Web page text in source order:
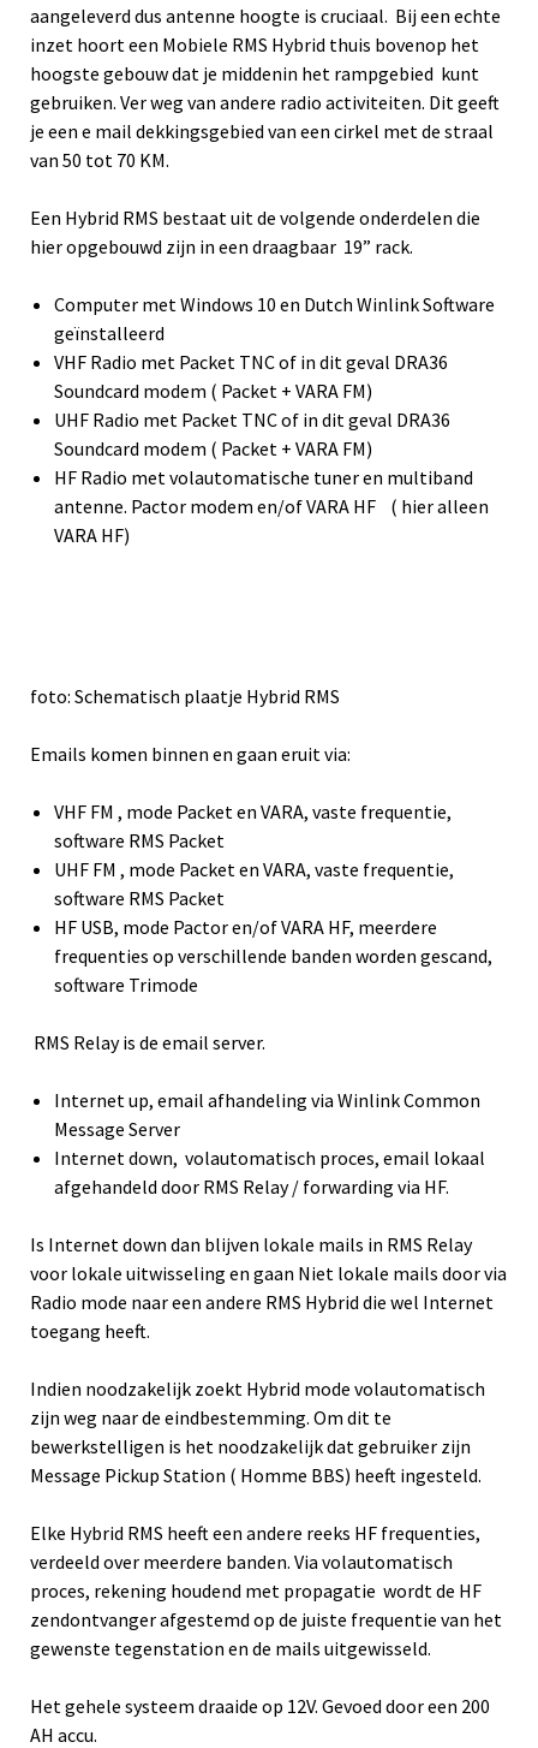
aangeleverd dus antenne hoogte is cruciaal. Bij een echte
inzet hoort een Mobiele RMS Hybrid thuis bovenop het
hoogste gebouw dat je middenin het rampgebied kunt
gebruiken. Ver weg van andere radio activiteiten. Dit geeft
je een e mail dekkingsgebied van een cirkel met de straal
van 50 tot 70 KM.
Een Hybrid RMS bestaat uit de volgende onderdelen die
hier opgebouwd zijn in een draagbaar 19” rack.
Computer met Windows 10 en Dutch Winlink Software
geïnstalleerd
VHF Radio met Packet TNC of in dit geval DRA36
Soundcard modem ( Packet + VARA FM)
UHF Radio met Packet TNC of in dit geval DRA36
Soundcard modem ( Packet + VARA FM)
HF Radio met volautomatische tuner en multiband
antenne. Pactor modem en/of VARA HF ( hier alleen
VARA HF)
foto: Schematisch plaatje Hybrid RMS
Emails komen binnen en gaan eruit via:
VHF FM , mode Packet en VARA, vaste frequentie,
software RMS Packet
UHF FM , mode Packet en VARA, vaste frequentie,
software RMS Packet
HF USB, mode Pactor en/of VARA HF, meerdere
frequenties op verschillende banden worden gescand,
software Trimode
RMS Relay is de email server.
Internet up, email afhandeling via Winlink Common
Message Server
Internet down, volautomatisch proces, email lokaal
afgehandeld door RMS Relay / forwarding via HF.
Is Internet down dan blijven lokale mails in RMS Relay
voor lokale uitwisseling en gaan Niet lokale mails door via
Radio mode naar een andere RMS Hybrid die wel Internet
toegang heeft.
Indien noodzakelijk zoekt Hybrid mode volautomatisch
zijn weg naar de eindbestemming. Om dit te
bewerkstelligen is het noodzakelijk dat gebruiker zijn
Message Pickup Station ( Homme BBS) heeft ingesteld.
Elke Hybrid RMS heeft een andere reeks HF frequenties,
verdeeld over meerdere banden. Via volautomatisch
proces, rekening houdend met propagatie wordt de HF
zendontvanger afgestemd op de juiste frequentie van het
gewenste tegenstation en de mails uitgewisseld.
Het gehele systeem draaide op 12V. Gevoed door een 200
AH accu.